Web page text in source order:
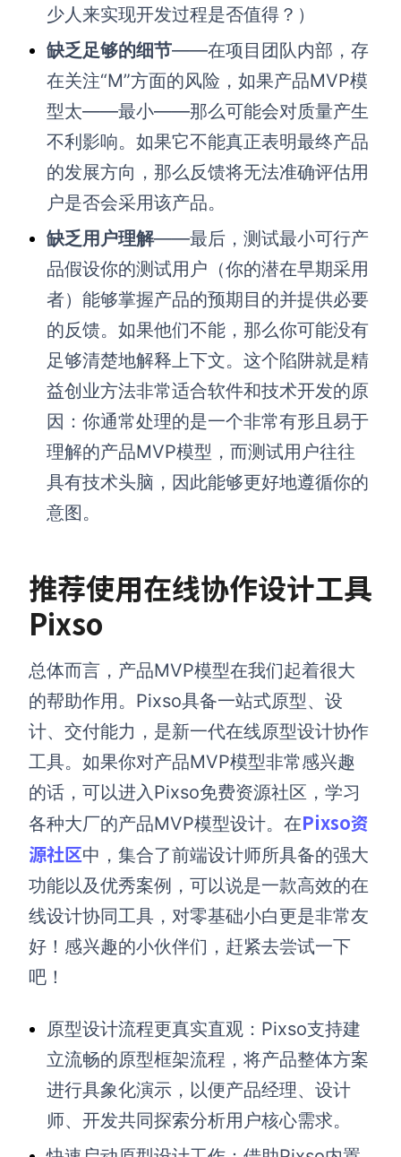
少人来实现开发过程是否值得？）
缺乏足够的细节——在项目团队内部，存
在关注“M”方面的风险，如果产品MVP模
型太——最小——那么可能会对质量产生
不利影响。如果它不能真正表明最终产品
的发展方向，那么反馈将无法准确评估用
户是否会采用该产品。
缺乏用户理解——最后，测试最小可行产
品假设你的测试用户（你的潜在早期采用
者）能够掌握产品的预期目的并提供必要
的反馈。如果他们不能，那么你可能没有
足够清楚地解释上下文。这个陷阱就是精
益创业方法非常适合软件和技术开发的原
因：你通常处理的是一个非常有形且易于
理解的产品MVP模型，而测试用户往往
具有技术头脑，因此能够更好地遵循你的
意图。
推荐使用在线协作设计工具
Pixso
总体而言，产品MVP模型在我们起着很大
的帮助作用。Pixso具备一站式原型、设
计、交付能力，是新一代在线原型设计协作
工具。如果你对产品MVP模型非常感兴趣
的话，可以进入Pixso免费资源社区，学习
各种大厂的产品MVP模型设计。在Pixso资
源社区中，集合了前端设计师所具备的强大
功能以及优秀案例，可以说是一款高效的在
线设计协同工具，对零基础小白更是非常友
好！感兴趣的小伙伴们，赶紧去尝试一下
吧！
原型设计流程更真实直观：Pixso支持建
立流畅的原型框架流程，将产品整体方案
进行具象化演示，以便产品经理、设计
师、开发共同探索分析用户核心需求。